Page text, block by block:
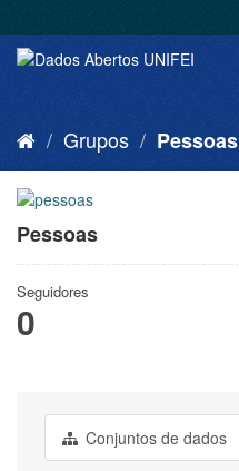
Grupos Pessoas
Pessoas
Seguidores
0
Conjuntos de dados